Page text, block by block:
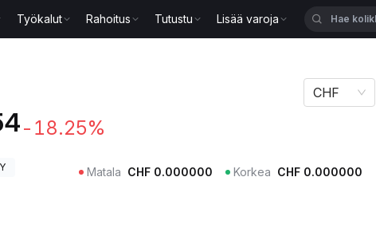
Työkalut Rahoitus Tutustu Lisää varoja
-18.25%
CHF
Matala CHF 0.000000 Korkea CHF 0.000000